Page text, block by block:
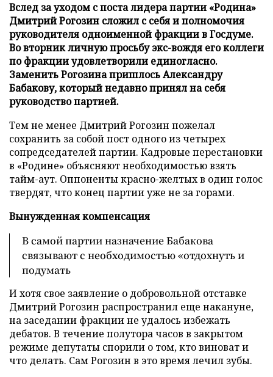
Вслед за уходом с поста лидера партии «Родина»
Дмитрий Рогозин сложил с себя и полномочия
руководителя одноименной фракции в Госдуме.
Во вторник личную просьбу экс-вождя его коллеги
по фракции удовлетворили единогласно.
Заменить Рогозина пришлось Александру
Бабакову, который недавно принял на себя
руководство партией.
Тем не менее Дмитрий Рогозин пожелал
сохранить за собой пост одного из четырех
сопредседателей партии. Кадровые перестановки
в «Родине» объясняют необходимостью взять
тайм-аут. Оппоненты красно-желтых в один голос
твердят, что конец партии уже не за горами.
Вынужденная компенсация
В самой партии назначение Бабакова
связывают с необходимостью «отдохнуть и
подумать
И хотя свое заявление о добровольной отставке
Дмитрий Рогозин распространил еще накануне,
на заседании фракции не удалось избежать
дебатов. В течение полутора часов в закрытом
режиме депутаты спорили о том, кто виноват и
что делать. Сам Рогозин в это время лечил зубы.